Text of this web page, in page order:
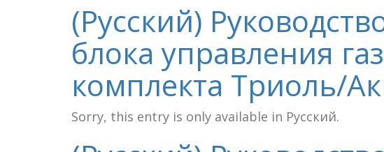
(Русский)
блока управления
комплекта Триоль/
Sorry, this entry is only available in Русский.